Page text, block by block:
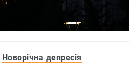
Новорічна депресія